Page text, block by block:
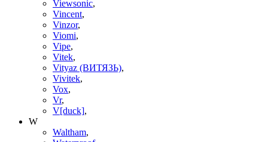
Viewsonic,
Vincent,
Vinzor,
Viomi,
Vipe,
Vitek,
Vityaz (ВИТЯЗЬ),
Vivitek,
Vox,
Vr,
V[duck],
W
Waltham,